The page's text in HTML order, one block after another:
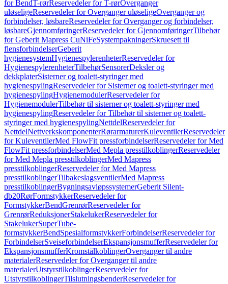
for BendT-rørReservedeler for T-rørOverganger
uløseligeReservedeler for Overganger uløseligeOverganger og
forbindelser, løsbareReservedeler for Overganger og forbindelser,
løsbareGjennomføringerReservedeler for GjennomføringerTilbehør
for Geberit Mapress CuNiFeSystempakningerSkruesett til
flensforbindelserGeberit
hygienesystemHygienespylerenheterReservedeler for
HygienespylerenheterTilbehørSensorerDeksler og
dekkplaterSisterner og toalett-styringer med
hygienespylingReservedeler for Sisterner og toalett-styringer med
hygienespylingHygienemodulerReservedeler for
HygienemodulerTilbehør til sisterner og toalett-styringer med
hygienespylingReservedeler for Tilbehør til sisterner og toalett-
styringer med hygienespylingNettdelReservedeler for
NettdelNettverkskomponenterRørarmaturerKuleventilerReservedeler
for KuleventilerMed FlowFit pressforbindelserReservedeler for Med
FlowFit pressforbindelserMed Mepla presstilkoblingerReservedeler
for Med Mepla presstilkoblingerMed Mapress
presstilkoblingerReservedeler for Med Mapress
presstilkoblingerTilbakeslagsventilerMed Mapress
presstilkoblingerBygningsavløpssystemerGeberit Silent-
db20RørFormstykkerReservedeler for
FormstykkerBendGrenrørReservedeler for
GrenrørReduksjonerStakelukerReservedeler for
StakelukerSuperTube-
formstykkerBendSpesialformstykkerForbindelserReservedeler for
ForbindelserSveiseforbindelserEkspansjonsmufferReservedeler for
EkspansjonsmufferKromstålkoblingerOverganger til andre
materialerReservedeler for Overganger til andre
materialerUtstyrstilkoblingerReservedeler for
UtstyrstilkoblingerTilslutningsbenderReservedeler for